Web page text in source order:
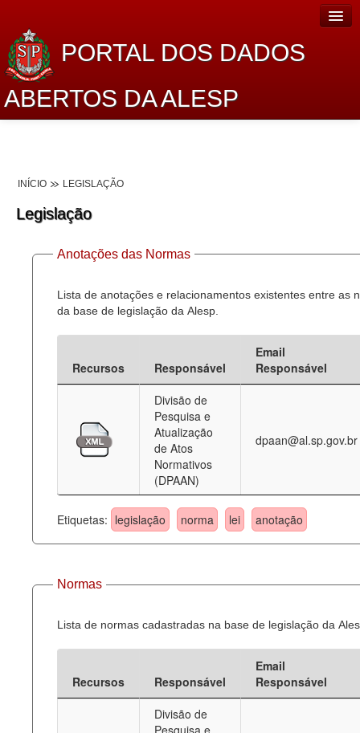
PORTAL DOS DADOS
ABERTOS DA ALESP
Dados Abertos Alesp
Lei de Acesso à Informação
Dados Governamentais Abertos
Planejamento
Deputados Estaduais
Legislação
Perguntas frequentes
Contato
INÍCIO LEGISLAÇÃO
Legislação
Anotações das Normas
Lista de anotações e relacionamentos existentes entre as
da base de legislação da Alesp.
Recursos Responsável
Email
Responsável
Divisão de
Pesquisa e
Atualização
de Atos
Normativos
(DPAAN)
dpaan@al.sp.gov.br
Etiquetas: legislação norma lei anotação
Normas
Lista de normas cadastradas na base de legislação da
Recursos Responsável
Email
Responsável
Divisão de
Pesquisa e